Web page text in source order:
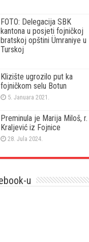
FOTO: Delegacija SBK
kantona u posjeti fojničkoj
bratskoj opštini Ümraniye u
Turskoj
Klizište ugrozilo put ka
fojničkom selu Botun
5. Januara 2021.
Preminula je Marija Miloš, r.
Kraljević iz Fojnice
28. Jula 2024.
u